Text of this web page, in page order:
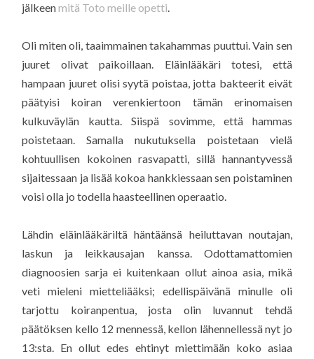
jälkeenmitä Toto meille opetti.
Oli miten oli, taaimmainen takahammas puuttui. Vain sen
juuret olivat paikoillaan. Eläinlääkäri totesi, että
hampaan juuret olisi syytä poistaa, jotta bakteerit eivät
päätyisi koiran verenkiertoon tämän erinomaisen
kulkuväylän kautta. Siispä sovimme, että hammas
poistetaan. Samalla nukutuksella poistetaan vielä
kohtuullisen kokoinen rasvapatti, sillä hannantyvessä
sijaitessaan ja lisää kokoa hankkiessaan sen poistaminen
voisi olla jo todella haasteellinen operaatio.
Lähdin eläinlääkäriltä häntäänsä heiluttavan noutajan,
laskun ja leikkausajan kanssa. Odottamattomien
diagnoosien sarja ei kuitenkaan ollut ainoa asia, mikä
veti mieleni mietteliääksi; edellispäivänä minulle oli
tarjottu koiranpentua, josta olin luvannut tehdä
päätöksen kello 12 mennessä, kellon lähennellessä nyt jo
13:sta. En ollut edes ehtinyt miettimään koko asiaa